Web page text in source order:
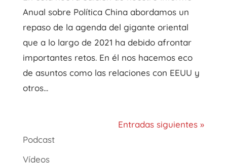
Anual sobre Política China abordamos un
repaso de la agenda del gigante oriental
que a lo largo de 2021 ha debido afrontar
importantes retos. En él nos hacemos eco
de asuntos como las relaciones con EEUU y
otros...
Entradas siguientes »
Podcast
Vídeos